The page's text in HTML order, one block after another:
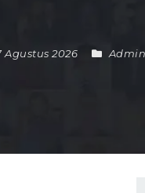
Agustus 2026